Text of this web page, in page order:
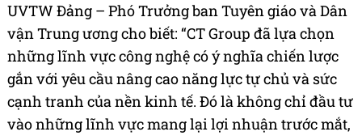
UVTW Đảng – Phó Trưởng ban Tuyên giáo và Dân
vận Trung ương cho biết: “CT Group đã lựa chọn
những lĩnh vực công nghệ có ý nghĩa chiến lược
gắn với yêu cầu nâng cao năng lực tự chủ và sức
cạnh tranh của nền kinh tế. Đó là không chỉ đầu tư
vào những lĩnh vực mang lại lợi nhuận trước mắt,